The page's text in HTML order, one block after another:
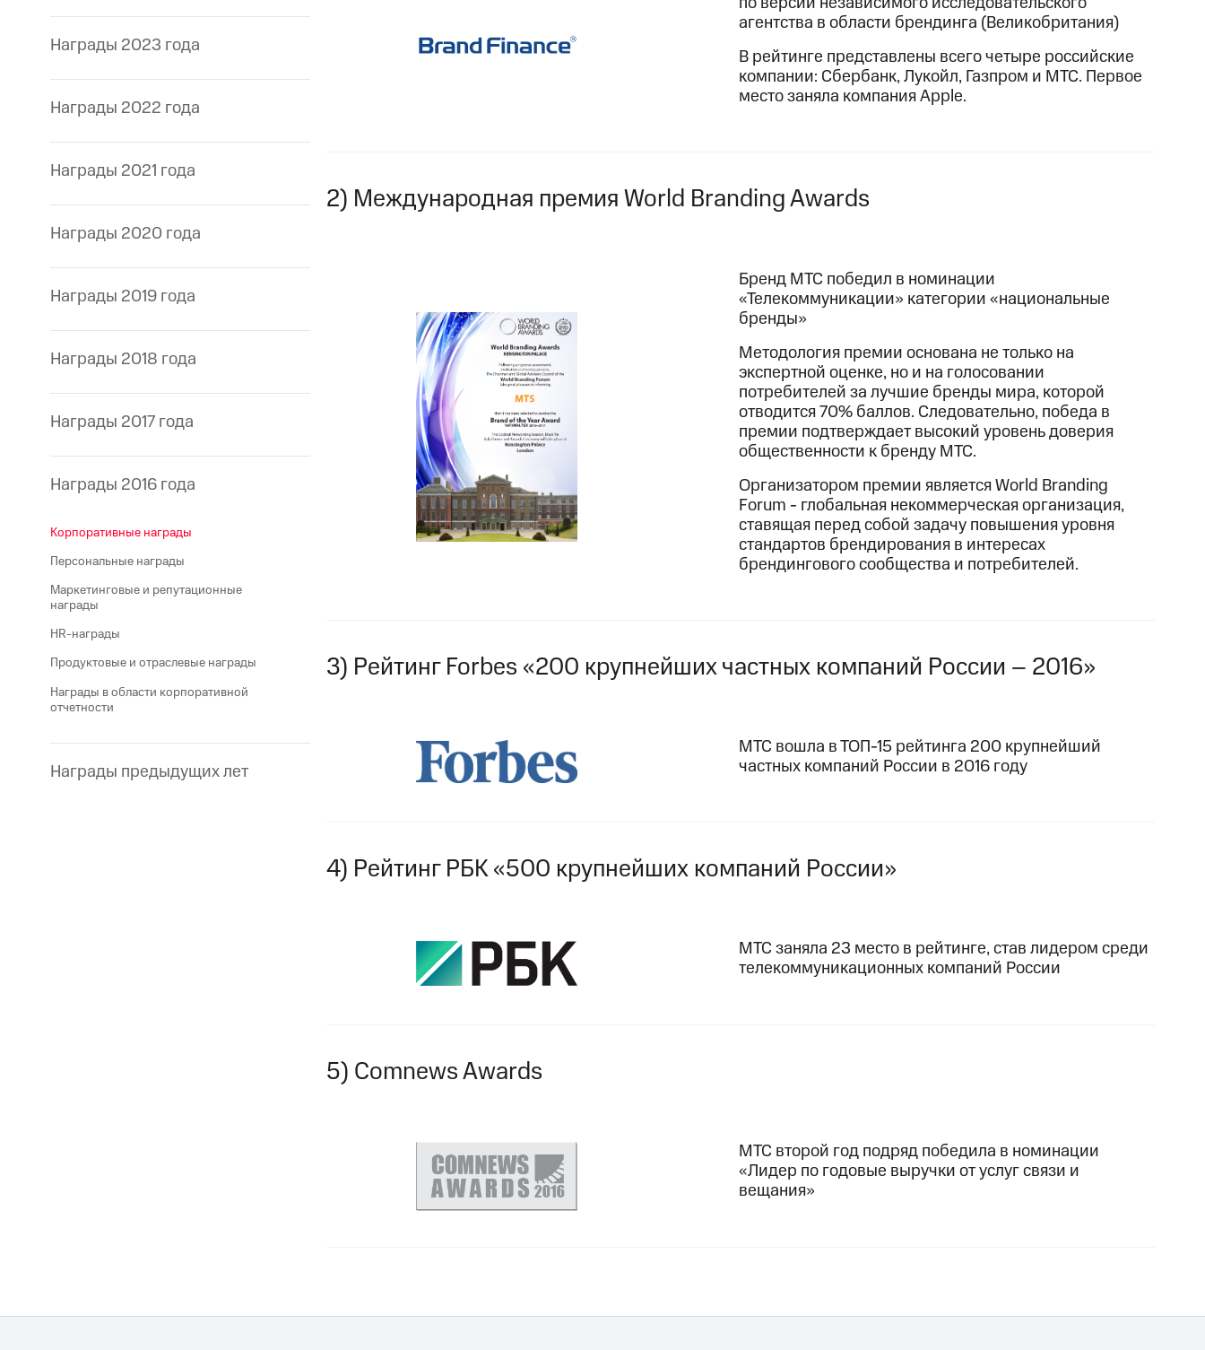
Награды 2023 года
Награды 2022 года
Награды 2021 года
Награды 2020 года
Награды 2019 года
Награды 2018 года
Награды 2017 года
Награды 2016 года
Корпоративные награды
Персональные награды
Маркетинговые и репутационные
награды
HR-награды
Продуктовые и отраслевые награды
Награды в области корпоративной
отчетности
Награды предыдущих лет
агентства в области брендинга (Великобритания)
В рейтинге представлены всего четыре российские
компании: Сбербанк, Лукойл, Газпром и МТС. Первое
место заняла компания Apple.
2) Международная премия World Branding Awards
Бренд МТС победил в номинации
«Телекоммуникации» категории «национальные
бренды»
Методология премии основана не только на
экспертной оценке, но и на голосовании
потребителей за лучшие бренды мира, которой
отводится 70% баллов. Следовательно, победа в
премии подтверждает высокий уровень доверия
общественности к бренду МТС.
Организатором премии является World Branding
Forum - глобальная некоммерческая организация,
ставящая перед собой задачу повышения уровня
стандартов брендирования в интересах
брендингового сообщества и потребителей.
3) Рейтинг Forbes «200 крупнейших частных компаний России – 2016»
МТС вошла в ТОП-15 рейтинга 200 крупнейший
частных компаний России в 2016 году
4) Рейтинг РБК «500 крупнейших компаний России»
МТС заняла 23 место в рейтинге, став лидером среди
телекоммуникационных компаний России
5) Comnews Awards
МТС второй год подряд победила в номинации
«Лидер по годовые выручки от услуг связи и
вещания»